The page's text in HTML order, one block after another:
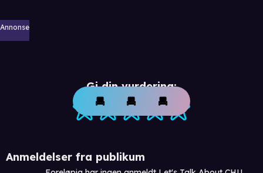
Annonse
Gi din vurdering:
Anmeldelser fra publikum